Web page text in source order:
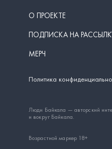
О ПРОЕКТЕ
ПОДПИСКА НА
МЕРЧ
Политика
Люди Байкала — авторский
и вокруг Байкала.
Возрастной маркер 18+